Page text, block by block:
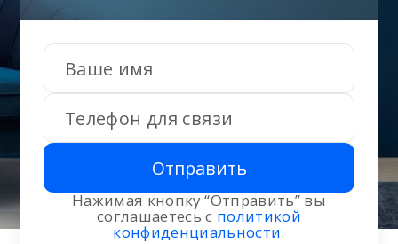
Отправить
Нажимая кнопку “Отправить” вы
соглашаетесь с политикой
конфиденциальности.